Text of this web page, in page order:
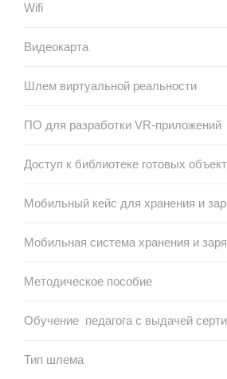
Wifi
Видеокарта
Шлем виртуальной реальности
ПО для разработки VR-приложений
Доступ к библиотеке готовых
Мобильный кейс для хранения и
Мобильная система хранения и
Методическое пособие
Обучение педагога с выдачей
Тип шлема